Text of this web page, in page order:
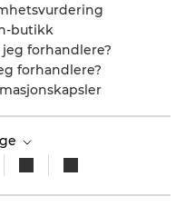
butikk
forhandlere?
forhandlere?